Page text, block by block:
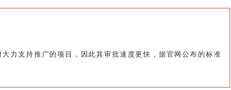
力支持推广的项目，因此其审批速度更快，据官网公布的标准